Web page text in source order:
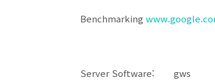
Benchmarking
Server Software: gws